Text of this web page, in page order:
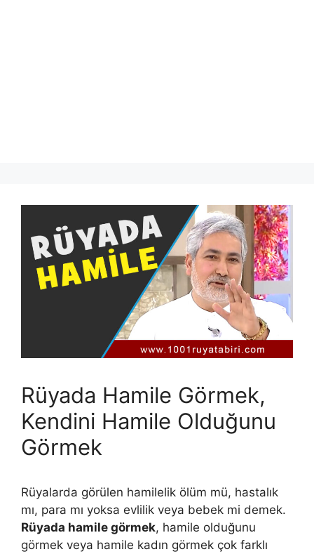
Rüyada Hamile Görmek,
Kendini Hamile Olduğunu
Görmek
Rüyalarda görülen hamilelik ölüm mü, hastalık
mı, para mı yoksa evlilik veya bebek mi demek.
Rüyada hamile görmek, hamile olduğunu
görmek veya hamile kadın görmek çok farklı